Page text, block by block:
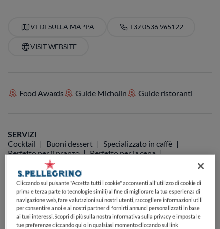
VEDI SULLA MAPPA +39 0536 965122
VISIT WEBSITE
Food Awards Guide Michelin Guide ristoranti
SERVIZI
Cocktail
Buoni dessert
Specializzato in caffè
Perfetto per il pranzo
Perfetto per la cena
Lista di birre
Accetta i cani
Adatto ai gruppi
Cliccando sul pulsante "Accetta tutti i cookie" acconsenti all'utilizzo di cookie di
prima e terza parte (o tecnologie simili) al fine di migliorare la tua esperienza di
navigazione web, fare valutazioni sui nostri utenti, raccogliere informazioni utili
per consentire a noi e ai nostri partner di fornirti annunci personalizzati in base
ai tuoi interessi. Scopri di più sulla nostra informativa sulla privacy e imposta le
tue preferenze cliccando qui o in qualsiasi momento cliccando sul link